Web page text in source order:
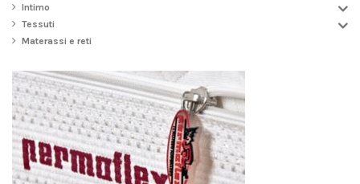
Intimo
Tessuti
Materassi e reti